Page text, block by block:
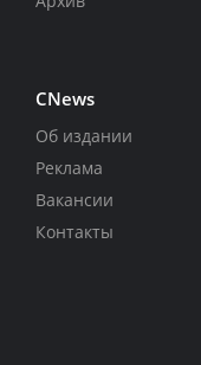
CNews
Об издании
Реклама
Вакансии
Контакты